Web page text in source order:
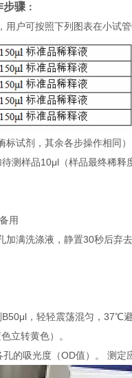
步骤 ：
户可按照下列图表在小试管
试剂，其余各步操作相同
测样品10μl（样品最终稀
用
满洗涤液，静置30秒后弃
，轻轻震荡混匀，37℃
立转黄色）。
的吸光度（OD值）。 测定